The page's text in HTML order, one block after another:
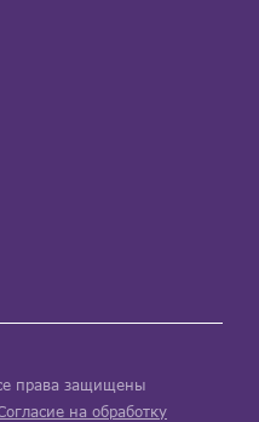
права защищены
на обработку